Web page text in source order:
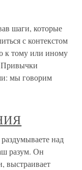
шаги, которые
с контекстом
к тому или иному
Привычки
мы говорим
над
разум. Он
выстраивает